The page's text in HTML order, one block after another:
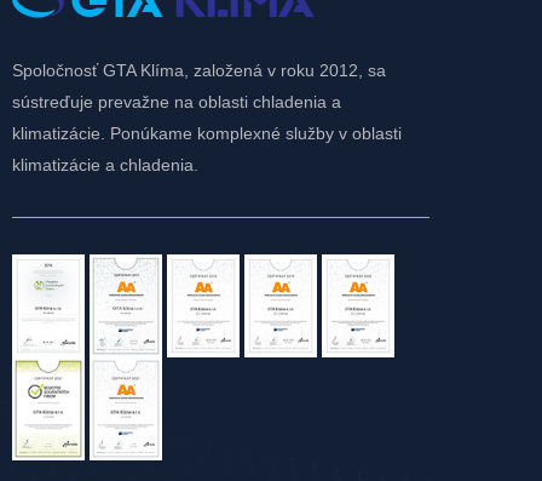
Spoločnosť GTA Klíma, založená v roku 2012, sa
sústreďuje prevažne na oblasti chladenia a
klimatizácie. Ponúkame komplexné služby v oblasti
klimatizácie a chladenia.